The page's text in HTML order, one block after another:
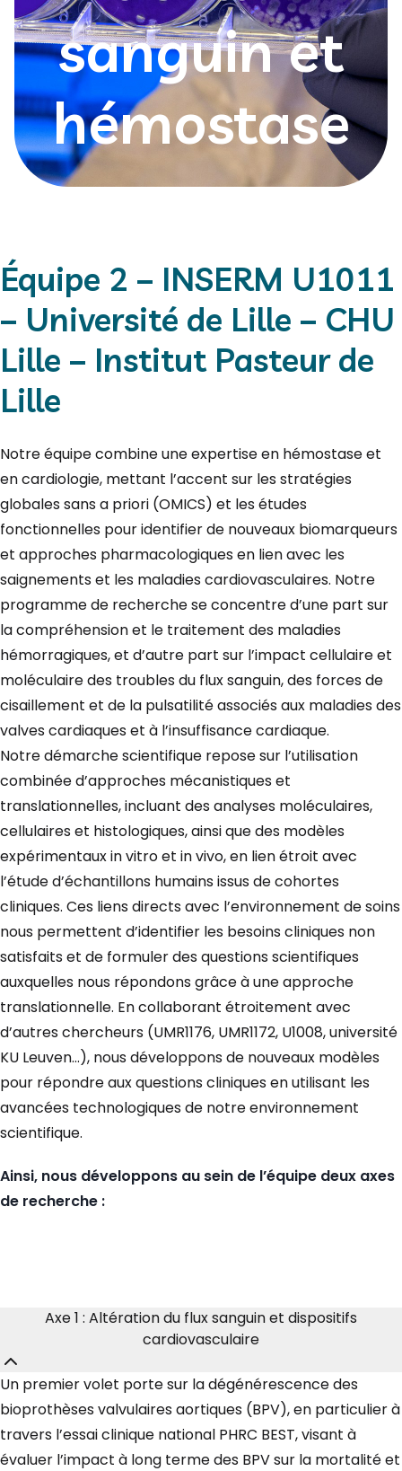
sanguin et
hémostase
Équipe 2 – INSERM U1011
– Université de Lille – CHU
Lille – Institut Pasteur de
Lille
Notre équipe combine une expertise en hémostase et
en cardiologie, mettant l’accent sur les stratégies
globales sans a priori (OMICS) et les études
fonctionnelles pour identifier de nouveaux biomarqueurs
et approches pharmacologiques en lien avec les
saignements et les maladies cardiovasculaires. Notre
programme de recherche se concentre d’une part sur
la compréhension et le traitement des maladies
hémorragiques, et d’autre part sur l’impact cellulaire et
moléculaire des troubles du flux sanguin, des forces de
cisaillement et de la pulsatilité associés aux maladies des
valves cardiaques et à l’insuffisance cardiaque.
Notre démarche scientifique repose sur l’utilisation
combinée d’approches mécanistiques et
translationnelles, incluant des analyses moléculaires,
cellulaires et histologiques, ainsi que des modèles
expérimentaux in vitro et in vivo, en lien étroit avec
l’étude d’échantillons humains issus de cohortes
cliniques. Ces liens directs avec l’environnement de soins
nous permettent d’identifier les besoins cliniques non
satisfaits et de formuler des questions scientifiques
auxquelles nous répondons grâce à une approche
translationnelle. En collaborant étroitement avec
d’autres chercheurs (UMR1176, UMR1172, U1008, université
KU Leuven…), nous développons de nouveaux modèles
pour répondre aux questions cliniques en utilisant les
avancées technologiques de notre environnement
scientifique.
Ainsi, nous développons au sein de l’équipe deux axes
de recherche :
Axe 1 : Altération du flux sanguin et dispositifs
cardiovasculaire
Un premier volet porte sur la dégénérescence des
bioprothèses valvulaires aortiques (BPV), en particulier à
travers l’essai clinique national PHRC BEST, visant à
évaluer l’impact à long terme des BPV sur la mortalité et